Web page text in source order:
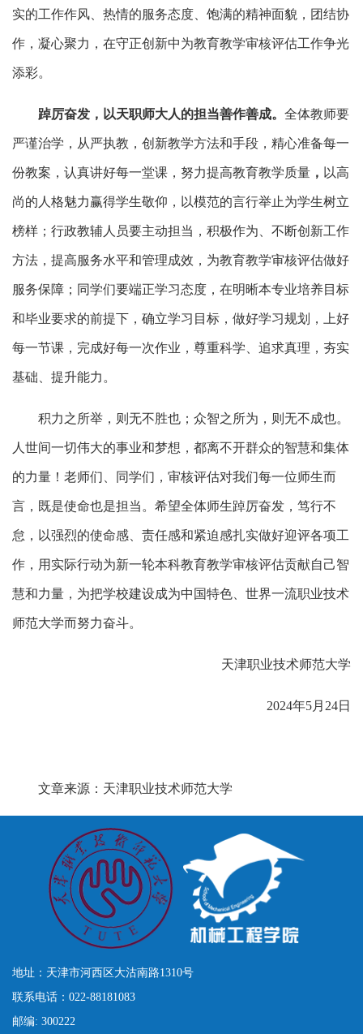
实的工作作风、热情的服务态度、饱满的精神面貌，团结协
作，凝心聚力，在守正创新中为教育教学审核评估工作争光
添彩。
踔厉奋发，以天职师大人的担当善作善成。 全体教师要
严谨治学，从严执教，创新教学方法和手段，精心准备每一
份教案，认真讲好每一堂课，努力提高教育教学质量 ， 以高
尚的人格魅力赢得学生敬仰，以模范的言行举止为学生树立
榜样；行政教辅人员要主动担当，积极作为、不断创新工作
方法，提高服务水平和管理成效，为教育教学审核评估做好
服务保障；同学们要端正学习态度，在明晰本专业培养目标
和毕业要求的前提下，确立学习目标，做好学习规划，上好
每一节课，完成好每一次作业，尊重科学、追求真理，夯实
基础、提升能力。
积力之所举，则无不胜也；众智之所为，则无不成也。
人世间一切伟大的事业和梦想，都离不开群众的智慧和集体
的力量！老师们、同学们，审核评估对我们每一位师生而
言，既是使命也是担当。希望全体师生踔厉奋发，笃行不
怠，以强烈的使命感、责任感和紧迫感扎实做好迎评各项工
作，用实际行动为新一轮本科教育教学审核评估贡献自己智
慧和力量，为把学校建设成为中国特色、世界一流职业技术
师范大学而努力奋斗。
天津职业技术师范大学
2024年5月24日
文章来源：天津职业技术师范大学
地址：天津市河西区大沽南路1310号
联系电话 ：022-88181083
邮编: 300222